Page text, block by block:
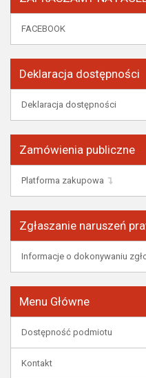
FACEBOOK
Deklaracja dostępności
Deklaracja dostępności
Zamówienia publiczne
Platforma zakupowa
Zgłaszanie naruszeń
Informacje o dokonywaniu
Menu Główne
Dostępność podmiotu
Kontakt